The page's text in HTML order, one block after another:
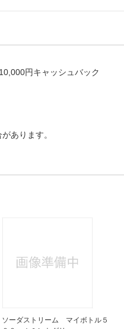
円キャッシュバック
あります。
ソーダストリーム マイボトル５